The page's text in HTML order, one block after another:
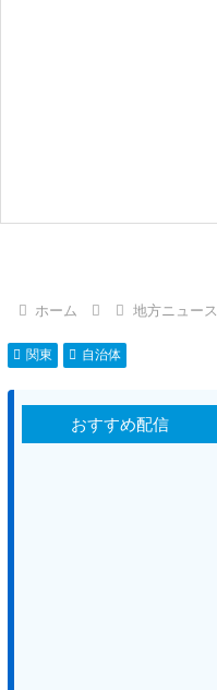
ホーム 地方ニュース
関東 自治体
おすすめ配信